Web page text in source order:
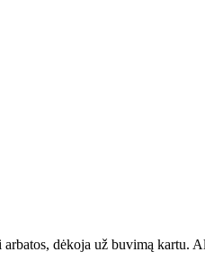
dėkoja už buvimą kartu.